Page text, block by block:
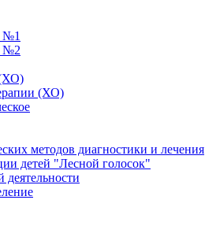
№1
№2
(ХО)
(ХО)
методов диагностики и лечения
детей "Лесной голосок"